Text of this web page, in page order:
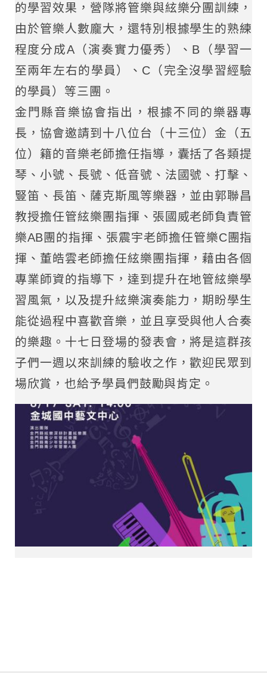
的學習效果，營隊將管樂與絃樂分團訓練，
由於管樂人數龐大，還特別根據學生的熟練
程度分成A（演奏實力優秀）、B（學習一
至兩年左右的學員）、C（完全沒學習經驗
的學員）等三團。
金門縣音樂協會指出，根據不同的樂器專
長，協會邀請到十八位台（十三位）金（五
位）籍的音樂老師擔任指導，囊括了各類提
琴、小號、長號、低音號、法國號、打擊、
豎笛、長笛、薩克斯風等樂器，並由郭聯昌
教授擔任管絃樂團指揮、張國威老師負責管
樂AB團的指揮、張震宇老師擔任管樂C團指
揮、董皓雲老師擔任絃樂團指揮，藉由各個
專業師資的指導下，達到提升在地管絃樂學
習風氣，以及提升絃樂演奏能力，期盼學生
能從過程中喜歡音樂，並且享受與他人合奏
的樂趣。十七日登場的發表會，將是這群孩
子們一週以來訓練的驗收之作，歡迎民眾到
場欣賞，也給予學員們鼓勵與肯定。